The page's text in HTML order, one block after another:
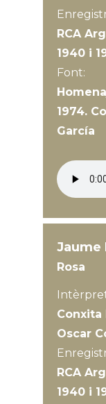
RCA
1940 i
Font:
1974.
García
Jaume
Rosa
Conxita
Oscar
RCA
1940 i